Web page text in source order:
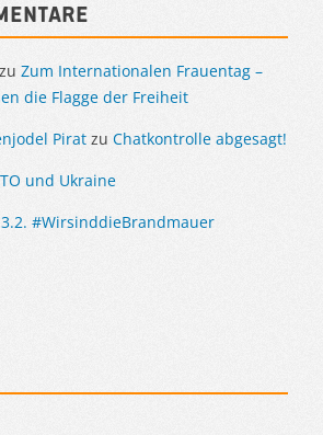
zu Zum Internationalen Frauentag –
die Flagge der Freiheit
Pirat zu Chatkontrolle abgesagt!
und Ukraine
#WirsinddieBrandmauer